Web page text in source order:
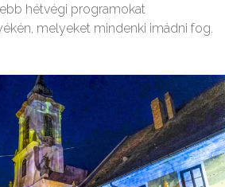
hétvégi programokat
melyeket mindenki imádni fog.